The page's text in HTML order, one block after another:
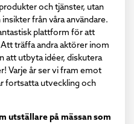
och tjänster, utan
från våra användare.
plattform för att
träffa andra aktörer inom
att utbyta idéer, diskutera
Varje år ser vi fram emot
fortsatta utveckling och
utställare på mässan som